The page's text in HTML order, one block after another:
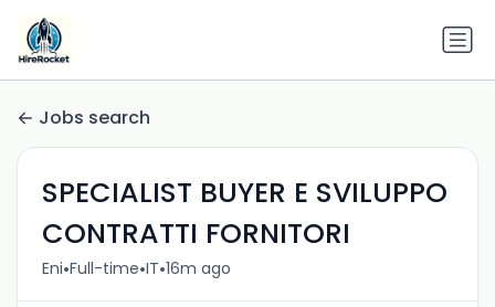
Jobs search
SPECIALIST BUYER E SVILUPPO
CONTRATTI FORNITORI
Eni•Full-time•IT•16m ago